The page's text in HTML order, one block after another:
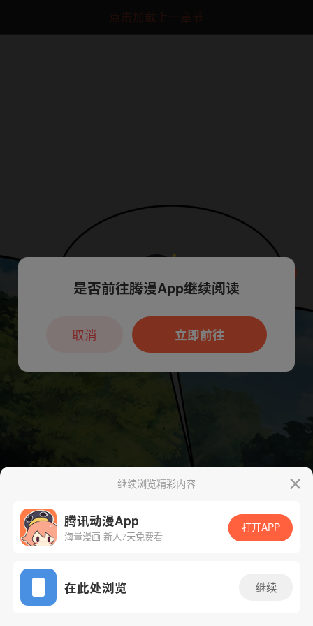
点击加载上一章节
App免费看
下一话
继续浏览精彩内容
腾讯动漫App
海量漫画 新人7天免费看
打开APP
在此处浏览 继续
本章节仅支持App阅读，可打开App新用
户7天免费看
是否前往腾漫App继续阅读
立即前往
取消